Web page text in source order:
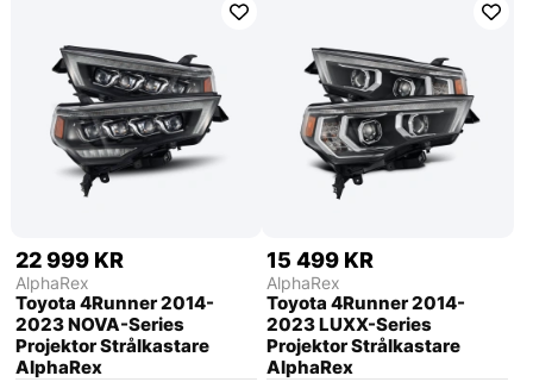
22 999 KR
AlphaRex
Toyota 4Runner 2014-
2023 NOVA-Series
Projektor Strålkastare
AlphaRex
15 499 KR
AlphaRex
Toyota 4Runner 2014-
2023 LUXX-Series
Projektor Strålkastare
AlphaRex